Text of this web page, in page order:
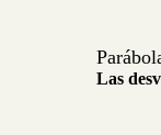
Las